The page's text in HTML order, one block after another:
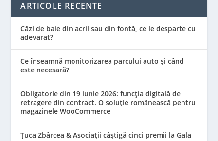
ARTICOLE RECENTE
Căzi de baie din acril sau din fontă, ce le desparte cu
adevărat?
Ce înseamnă monitorizarea parcului auto și când
este necesară?
Obligatorie din 19 iunie 2026: funcția digitală de
retragere din contract. O soluție românească pentru
magazinele WooCommerce
Țuca Zbârcea & Asociații câștigă cinci premii la Gala